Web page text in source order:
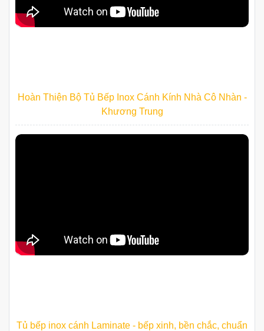
Hoàn Thiện Bộ Tủ Bếp Inox Cánh Kính Nhà Cô Nhàn -
Khương Trung
Tủ bếp inox cánh Laminate - bếp xinh, bền chắc, chuẩn